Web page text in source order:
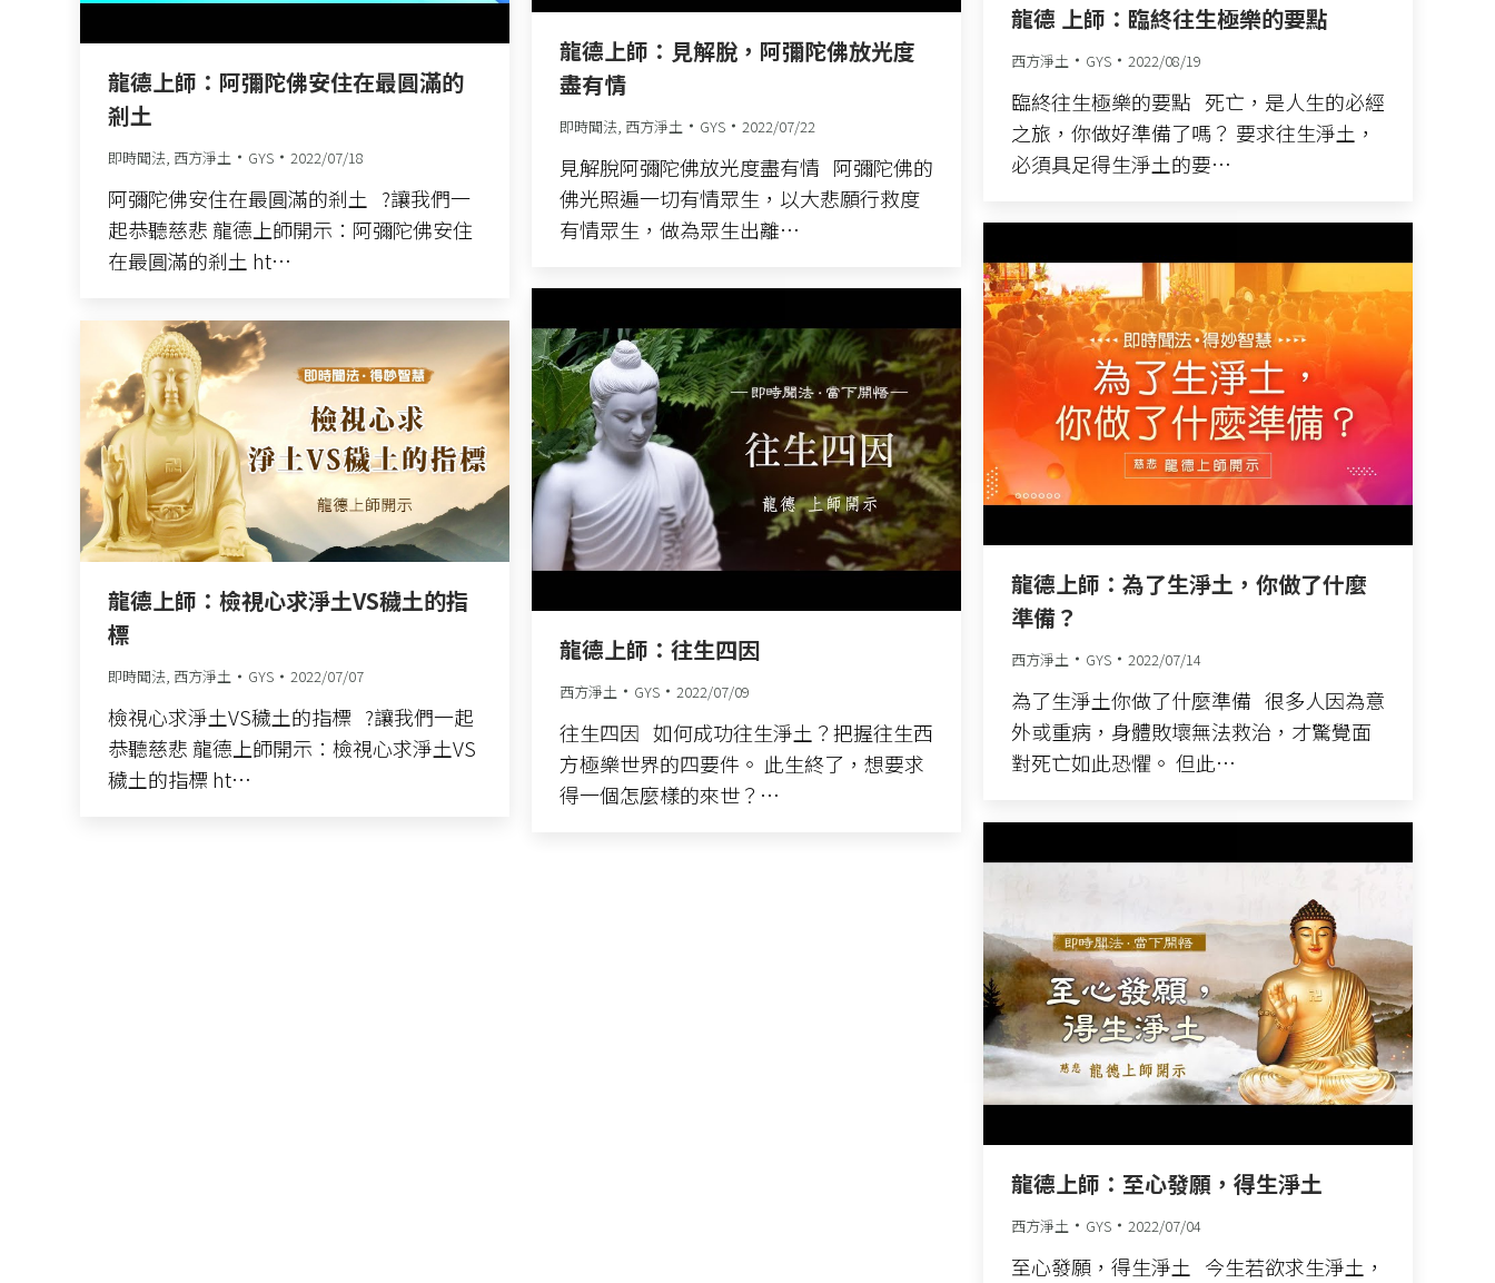
龍德 上師：臨終往生極樂的要點
西方淨土 GYS 2022/08/19
臨終往生極樂的要點 死亡，是人生的必經
之旅，你做好準備了嗎？ 要求往生淨土，
必須具足得生淨土的要…
龍德上師：見解脫，阿彌陀佛放光度
盡有情
即時聞法 西方淨土 GYS 2022/07/22
見解脫阿彌陀佛放光度盡有情 阿彌陀佛的
佛光照遍一切有情眾生，以大悲願行救度
有情眾生，做為眾生出離…
龍德上師：阿彌陀佛安住在最圓滿的
剎土
即時聞法 西方淨土 GYS 2022/07/18
阿彌陀佛安住在最圓滿的剎土 ?讓我們一
起恭聽慈悲 龍德上師開示：阿彌陀佛安住
在最圓滿的剎土 ht…
龍德上師：為了生淨土，你做了什麼
準備？
西方淨土 GYS 2022/07/14
為了生淨土你做了什麼準備 很多人因為意
外或重病，身體敗壞無法救治，才驚覺面
對死亡如此恐懼。 但此…
龍德上師：往生四因
西方淨土 GYS 2022/07/09
往生四因 如何成功往生淨土？把握往生西
方極樂世界的四要件。 此生終了，想要求
得一個怎麼樣的來世？…
龍德上師：檢視心求淨土VS穢土的指
標
即時聞法, 西方淨土 GYS 2022/07/07
檢視心求淨土VS穢土的指標 ?讓我們一起
恭聽慈悲 龍德上師開示：檢視心求淨土VS
穢土的指標 ht…
龍德上師：至心發願，得生淨土
西方淨土 GYS 2022/07/04
至心發願，得生淨土 今生若欲求生淨土，